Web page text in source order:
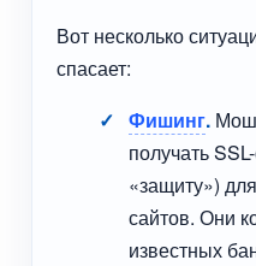
Вот несколько
спасает:
Фишинг.
получать
«защиту»)
сайтов. Они
известных